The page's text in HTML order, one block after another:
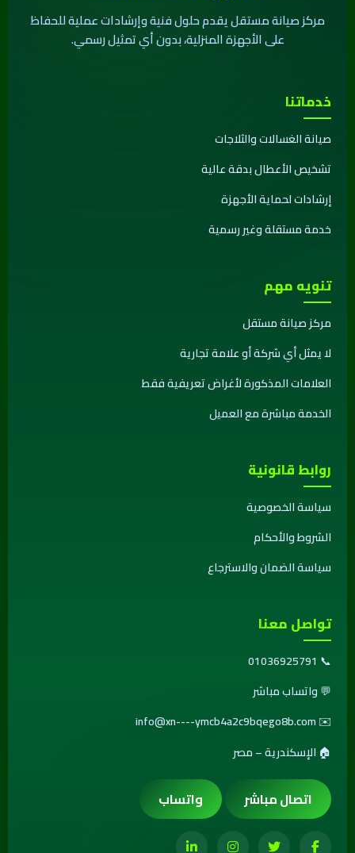
مركز صيانة مستقل يقدم حلول فنية وإرشادات عملية للحفاظ
على الأجهزة المنزلية، بدون أي تمثيل رسمي.
خدماتنا
صيانة الغسالات والثلاجات
تشخيص الأعطال بدقة عالية
إرشادات لحماية الأجهزة
خدمة مستقلة وغير رسمية
تنويه مهم
مركز صيانة مستقل
لا يمثل أي شركة أو علامة تجارية
العلامات المذكورة لأغراض تعريفية فقط
الخدمة مباشرة مع العميل
روابط قانونية
سياسة الخصوصية
الشروط والأحكام
سياسة الضمان والاسترجاع
تواصل معنا
📞
01036925791
💬واتساب مباشر
✉️
info@xn----ymcb4a2c9bqego8b.com
🏠 الإسكندرية – مصر
اتصال مباشر واتساب